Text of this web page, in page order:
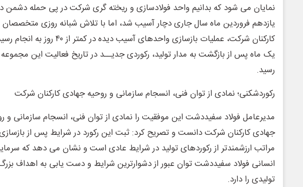
نمایان می شود که بدانیم واحد فولادسازی و ریخته گری شرکت در پی حمله دشمن
یازدهم فروردین ماه سال جاری دچار آسیب شد، اما با تلاش شبانه روزی
کارکنان شرکت، عملیات بازسازی واحدهای آسیب دیده در کمتر
یک ماه پس از بازگشت به مدار تولید، رکوردی جدیــد در تاریخ فعالیت این
رسید.
رکوردشکنی؛ نمادی از توان فنی، انسجام سازمانی و روحیه جهادی کارکنان شرکت
مدیرعامل فولاد سفیددشت این موفقیت را نمادی از توان فنی، انسجام سازمانی و
جهادی کارکنان شرکت دانست و تصریح کرد: ثبت این رکورد در شرایط پس از
مراتب ارزشمندتر از رکوردهای تولید در شرایط عادی است و نشان می دهد که
انسانی فولاد سفیددشت توان عبور از دشوارترین شرایط و دست یابی به اهداف
تولیدی را دارد.